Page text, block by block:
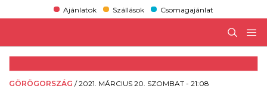
Ajánlatok Szállások Csomagajánlat
GÖRÖGORSZÁG /2021. MÁRCIUS 20. SZOMBAT - 21:08